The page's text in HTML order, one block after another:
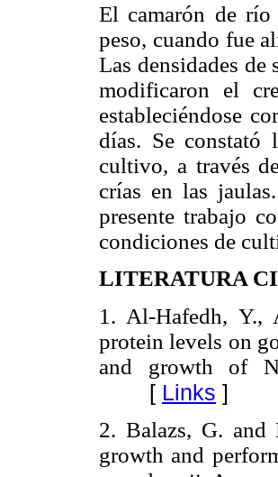
El camarón de
peso, cuando fue
Las densidades de
modificaron el
estableciéndose
días. Se constató
cultivo, a través
crías en las
presente trabajo
condiciones de
LITERATURA
1. Al-Hafedh, Y.,
protein levels on
and growth of
[ Links ]
2. Balazs, G.
growth and